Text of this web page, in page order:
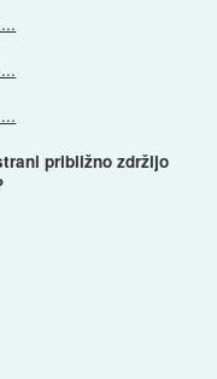
približno zdržijo